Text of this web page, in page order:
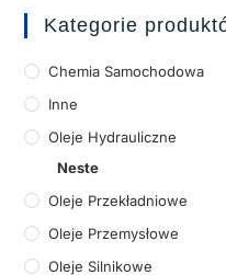
Kategorie
Chemia Samochodowa
Inne
Oleje Hydrauliczne
Neste
Oleje Przekładniowe
Oleje Przemysłowe
Oleje Silnikowe